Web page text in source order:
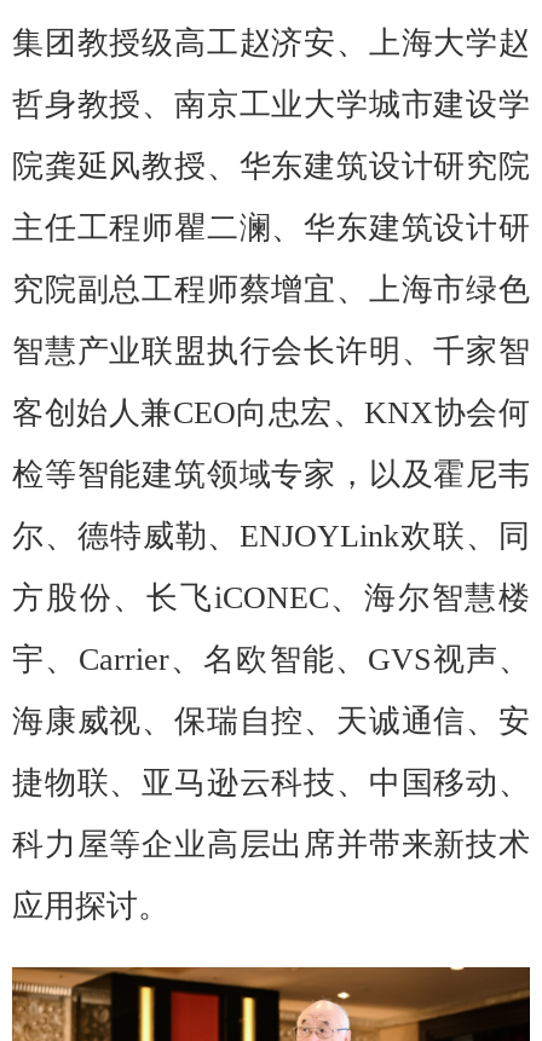
集团教授级高工赵济安、上海大学赵
哲身教授、南京工业大学城市建设学
院龚延风教授、华东建筑设计研究院
主任工程师瞿二澜、华东建筑设计研
究院副总工程师蔡增宜、上海市绿色
智慧产业联盟执行会长许明、千家智
客创始人兼CEO向忠宏、KNX协会何
检等智能建筑领域专家，以及霍尼韦
尔、德特威勒、ENJOYLink欢联、同
方股份、长飞iCONEC、海尔智慧楼
宇、Carrier、名欧智能、GVS视声、
海康威视、保瑞自控、天诚通信、安
捷物联、亚马逊云科技、中国移动、
科力屋等企业高层出席并带来新技术
应用探讨。